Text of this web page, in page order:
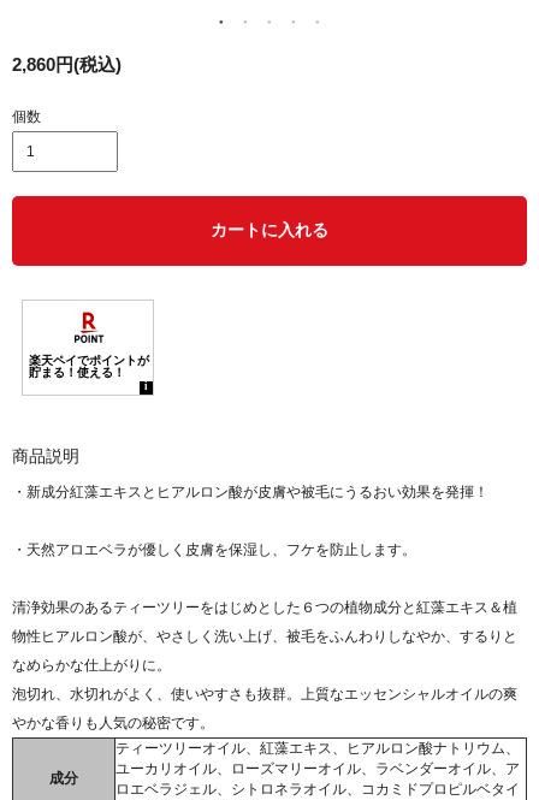
2,860円(税込)
個数
カートに入れる
商品説明
・新成分紅藻エキスとヒアルロン酸が皮膚や被毛にうるおい効果を発揮！
・天然アロエベラが優しく皮膚を保湿し、フケを防止します。
清浄効果のあるティーツリーをはじめとした６つの植物成分と紅藻エキス＆植
物性ヒアルロン酸が、やさしく洗い上げ、被毛をふんわりしなやか、するりと
なめらかな仕上がりに。
泡切れ、水切れがよく、使いやすさも抜群。上質なエッセンシャルオイルの爽
やかな香りも人気の秘密です。
成分
ティーツリーオイル、紅藻エキス、ヒアルロン酸ナトリウム、
ユーカリオイル、ローズマリーオイル、ラベンダーオイル、ア
ロエベラジェル、シトロネラオイル、コカミドプロピルベタイ